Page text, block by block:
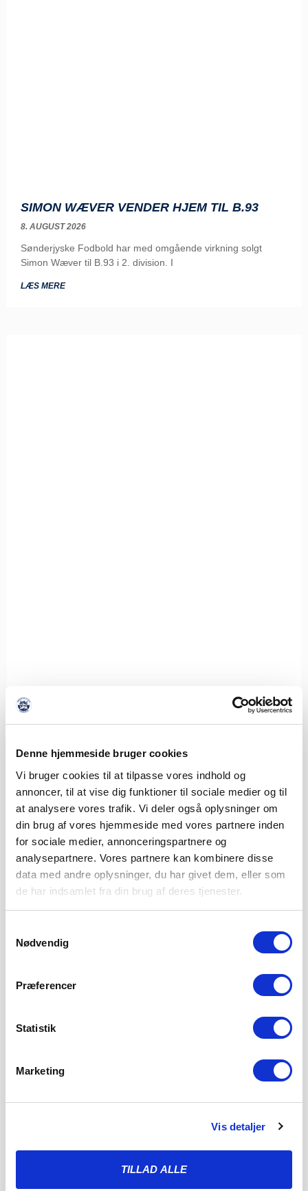
Denne hjemmeside bruger cookies
Vi bruger cookies til at tilpasse vores indhold og
annoncer, til at vise dig funktioner til sociale medier og til
at analysere vores trafik. Vi deler også oplysninger om
din brug af vores hjemmeside med vores partnere inden
for sociale medier, annonceringspartnere og
analysepartnere. Vores partnere kan kombinere disse
data med andre oplysninger, du har givet dem, eller som
de har indsamlet fra din brug af deres tjenester.
Nødvendig
Præferencer
Statistik
Marketing
Vis detaljer
TILLAD ALLE
SIMON WÆVER VENDER HJEM TIL B.93
8. AUGUST 2026
Sønderjyske Fodbold har med omgående virkning solgt
Simon Wæver til B.93 i 2. division. I
LÆS MERE
SØNDERJYSKE FODBOLD HENTER
ISLANDSK LANDSHOLDSSPILLER TIL
MIDTERFORSVARET
8. AUGUST 2026
Sønderjyske Fodbold styrker det centrale forsvar med
tilgangen af den islandske landsholdsspiller Brynjar Ingi
Bjarnason,
LÆS MERE